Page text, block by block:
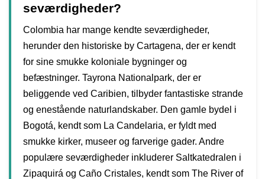
seværdigheder?
Colombia har mange kendte seværdigheder,
herunder den historiske by Cartagena, der er kendt
for sine smukke koloniale bygninger og
befæstninger. Tayrona Nationalpark, der er
beliggende ved Caribien, tilbyder fantastiske strande
og enestående naturlandskaber. Den gamle bydel i
Bogotá, kendt som La Candelaria, er fyldt med
smukke kirker, museer og farverige gader. Andre
populære seværdigheder inkluderer Saltkatedralen i
Zipaquirá og Caño Cristales, kendt som The River of